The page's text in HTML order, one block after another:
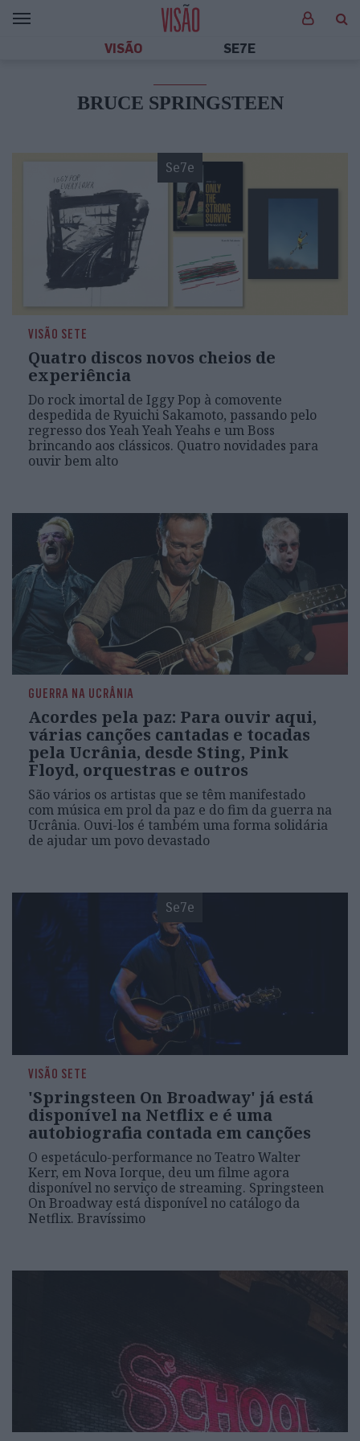
VISÃO SE7E
BRUCE SPRINGSTEEN
Se7e
VISÃO SETE
Quatro discos novos cheios de
experiência
Do rock imortal de Iggy Pop à comovente
despedida de Ryuichi Sakamoto, passando pelo
regresso dos Yeah Yeah Yeahs e um Boss
brincando aos clássicos. Quatro novidades para
ouvir bem alto
GUERRA NA UCRÂNIA
Acordes pela paz: Para ouvir aqui,
várias canções cantadas e tocadas
pela Ucrânia, desde Sting, Pink
Floyd, orquestras e outros
São vários os artistas que se têm manifestado
com música em prol da paz e do fim da guerra na
Ucrânia. Ouvi-los é também uma forma solidária
de ajudar um povo devastado
Se7e
VISÃO SETE
'Springsteen On Broadway' já está
disponível na Netflix e é uma
autobiografia contada em canções
O espetáculo-performance no Teatro Walter
Kerr, em Nova Iorque, deu um filme agora
disponível no serviço de streaming. Springsteen
On Broadway está disponível no catálogo da
Netflix. Bravíssimo